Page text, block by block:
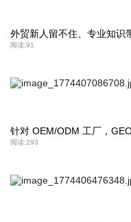
外贸新人留不住、专业知识
阅读:91
针对 OEM/ODM 工厂，
阅读:293